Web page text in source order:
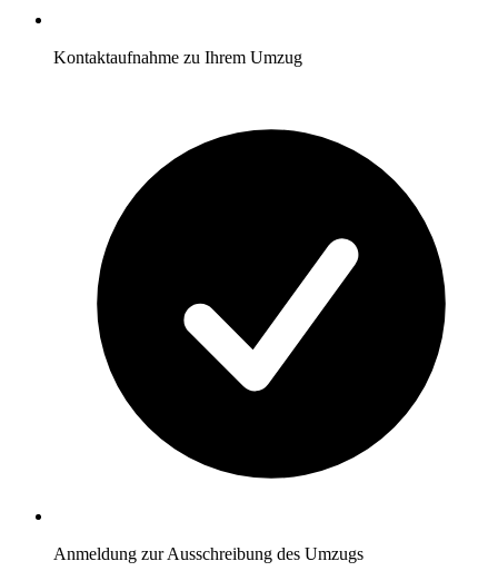
Kontaktaufnahme zu Ihrem Umzug
Anmeldung zur Ausschreibung des Umzugs